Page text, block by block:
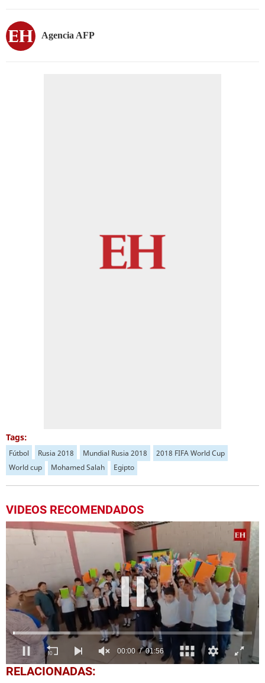
Agencia AFP
Tags:
Fútbol Rusia 2018 Mundial Rusia 2018
2018 FIFA World Cup
World cup
Mohamed Salah Egipto
VIDEOS RECOMENDADOS
0
seconds
RELACIONADAS: